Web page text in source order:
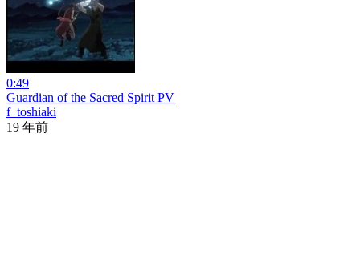
0:49
Guardian of the Sacred Spirit PV
f_toshiaki
19 年前